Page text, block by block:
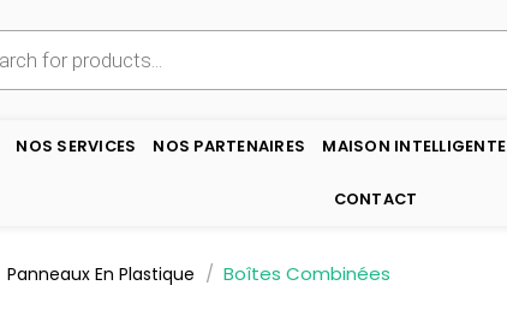
NOS SERVICES NOS PARTENAIRES MAISON INTELLIGENTE
CONTACT
Panneaux En Plastique / Boîtes Combinées